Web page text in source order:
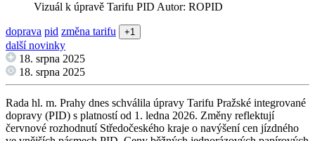
Vizuál k úpravě Tarifu PID Autor: ROPID
doprava pid změna tarifu +1
další novinky
18. srpna 2025
18. srpna 2025
Rada hl. m. Prahy dnes schválila úpravy Tarifu Pražské integrované
dopravy (PID) s platností od 1. ledna 2026. Změny reflektují
červnové rozhodnutí Středočeského kraje o navýšení cen jízdného